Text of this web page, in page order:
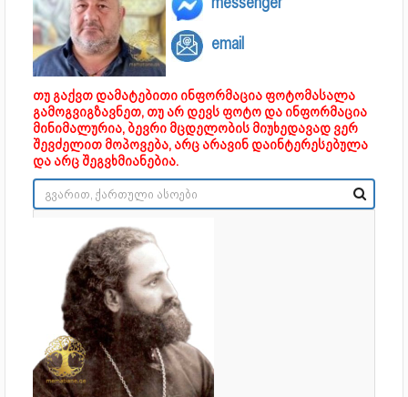
email
თუ გაქვთ დამატებითი ინფორმაცია ფოტომასალა
გამოგვიგზავნეთ, თუ არ დევს ფოტო და ინფორმაცია
მინიმალურია, ბევრი მცდელობის მიუხედავად ვერ
შევძელით მოპოვება, არც არავინ დაინტერესებულა
და არც შეგვხმიანებია.